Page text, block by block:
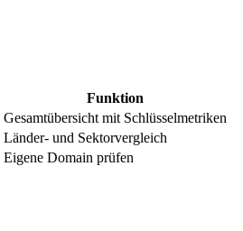
Funktion
Gesamtübersicht mit Schlüsselmetriken
Länder- und Sektorvergleich
Eigene Domain prüfen